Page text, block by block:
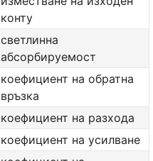
конту
светлинна
абсорбируемост
коефициент на обратна
връзка
коефициент на разхода
коефициент на усилване